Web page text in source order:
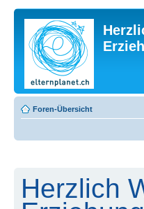
Foren-Übersicht
Herzlich